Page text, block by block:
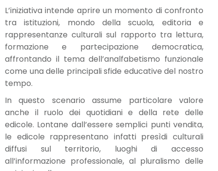
L’iniziativa intende aprire un momento di confronto
tra istituzioni, mondo della scuola, editoria e
rappresentanze culturali sul rapporto tra lettura,
formazione e partecipazione democratica,
affrontando il tema dell’analfabetismo funzionale
come una delle principali sfide educative del nostro
tempo.
In questo scenario assume particolare valore
anche il ruolo dei quotidiani e della rete delle
edicole. Lontane dall’essere semplici punti vendita,
le edicole rappresentano infatti presìdi culturali
diffusi sul territorio, luoghi di accesso
all’informazione professionale, al pluralismo delle